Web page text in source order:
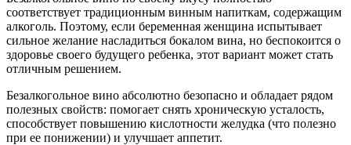
соответствует традиционным винным напиткам, содержащим
алкоголь. Поэтому, если беременная женщина испытывает
сильное желание насладиться бокалом вина, но беспокоится о
здоровье своего будущего ребенка, этот вариант может стать
отличным решением.
Безалкогольное вино абсолютно безопасно и обладает рядом
полезных свойств: помогает снять хроническую усталость,
способствует повышению кислотности желудка (что полезно
при ее понижении) и улучшает аппетит.